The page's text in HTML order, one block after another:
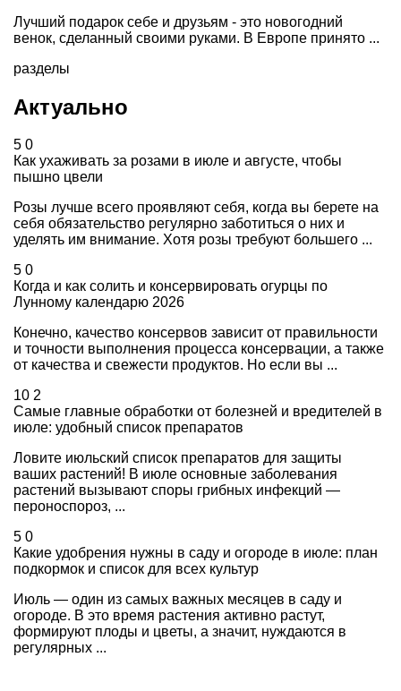
Лучший подарок себе и друзьям - это новогодний
венок, сделанный своими руками. В Европе принято ...
разделы
Актуально
5 0
Как ухаживать за розами в июле и августе, чтобы
пышно цвели
Розы лучше всего проявляют себя, когда вы берете на
себя обязательство регулярно заботиться о них и
уделять им внимание. Хотя розы требуют большего ...
5 0
Когда и как солить и консервировать огурцы по
Лунному календарю 2026
Конечно, качество консервов зависит от правильности
и точности выполнения процесса консервации, а также
от качества и свежести продуктов. Но если вы ...
10 2
Самые главные обработки от болезней и вредителей в
июле: удобный список препаратов
Ловите июльский список препаратов для защиты
ваших растений! В июле основные заболевания
растений вызывают споры грибных инфекций —
пероноспороз, ...
5 0
Какие удобрения нужны в саду и огороде в июле: план
подкормок и список для всех культур
Июль — один из самых важных месяцев в саду и
огороде. В это время растения активно растут,
формируют плоды и цветы, а значит, нуждаются в
регулярных ...